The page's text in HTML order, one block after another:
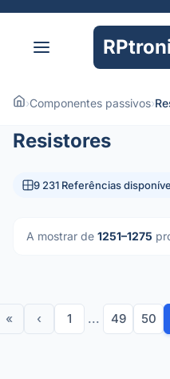
›Componentes passivos›
Resistores
9 231 Referências
A mostrar de 1251–1275
« ‹ 1 ... 49 50